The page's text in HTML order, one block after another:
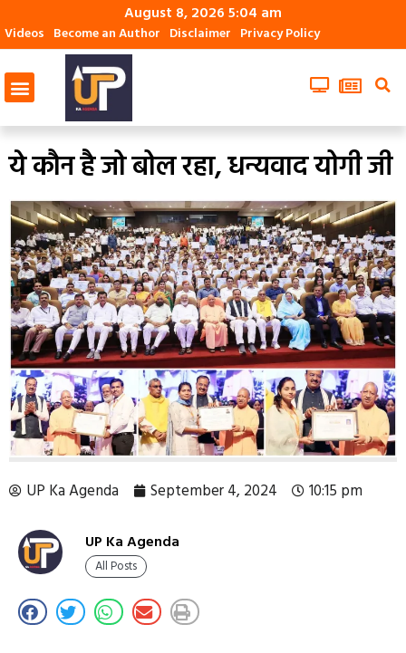
August 8, 2026 5:04 am
Videos Become an Author Disclaimer Privacy Policy
ये कौन है जो बोल रहा, धन्यवाद योगी जी
UP Ka Agenda September 4, 2024 10:15 pm
UP Ka Agenda
All Posts